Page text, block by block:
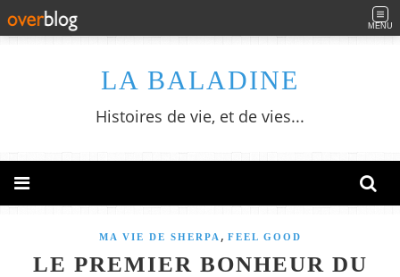
MENU
LA BALADINE
Histoires de vie, et de vies...
MA VIE DE SHERPA , FEEL GOOD
LE PREMIER BONHEUR DU